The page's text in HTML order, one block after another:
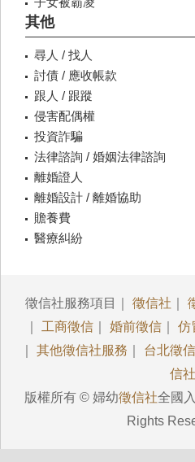
其他
尋人 / 找人
討債 / 應收帳款
跟人 / 跟蹤
侵害配偶權
投資詐騙
法律諮詢 / 婚姻法律諮詢
離婚證人
離婚設計 / 離婚協助
贍養費
醫療糾紛
徵信社服務項目｜ 徵信社
工商徵信 婚前徵信 仿
其他徵信社服務 台北徵
信社
版權所有 © 婦幼徵信社全國
Rights